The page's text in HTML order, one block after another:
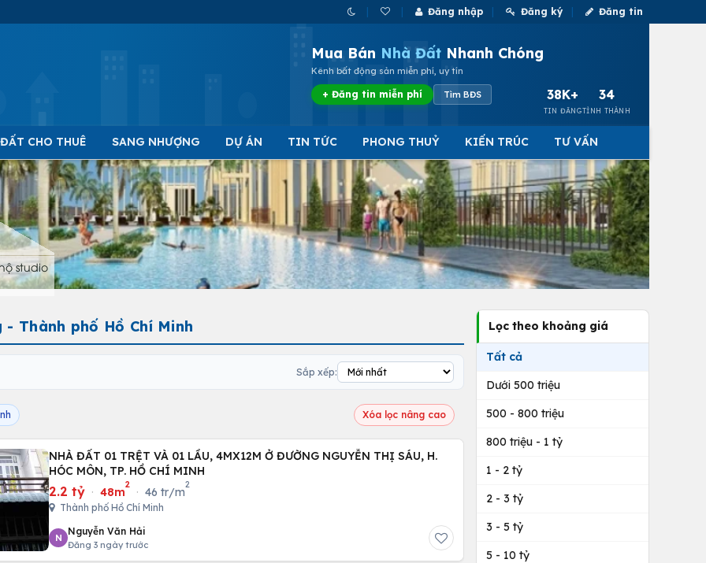
Đăng nhập Đăng ký Đăng tin
Mua Bán Nhà Đất Nhanh Chóng
Kênh bất động sản miễn phí, uy tín
+ Đăng tin miễn phí Tìm BĐS 38K+
TIN ĐĂNG
34
TỈNH THÀNH
CHO THUÊ SANG NHƯỢNG DỰ ÁN TIN TỨC PHONG THUỶ KIẾN TRÚC TƯ VẤN
studio
- Thành phố Hồ Chí Minh
Sắp xếp:
Xóa lọc nâng cao
NHÀ ĐẤT 01 TRỆT VÀ 01 LẦU, 4MX12M Ở ĐƯỜNG NGUYỄN THỊ SÁU, H.
HÓC MÔN, TP. HỒ CHÍ MINH
2.2 tỷ · 48m
2
· 46 tr/m
2
Thành phố Hồ Chí Minh
N
Nguyễn Văn Hải
Đăng 3 ngày trước
Lọc theo khoảng giá
Tất cả
Dưới 500 triệu
500 - 800 triệu
800 triệu - 1 tỷ
1 - 2 tỷ
2 - 3 tỷ
3 - 5 tỷ
5 - 10 tỷ